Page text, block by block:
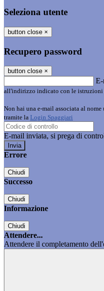
Seleziona utente
button close ×
Recupero password
button close ×
all'indirizzo indicato con le istruzioni
Non hai una e-mail associata al
tramite la Login Spaggiari
E-mail inviata, si prega di
Errore
Chiudi
Successo
Chiudi
Informazione
Chiudi
Attendere...
Attendere il completamento